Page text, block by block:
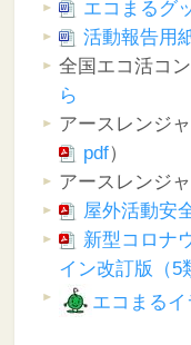
エコまるグ
活動報告用
全国エコ活コ
ら
アースレンジ
pdf）
アースレンジ
屋外活動安
新型コロナ
イン改訂版（5
エコまる